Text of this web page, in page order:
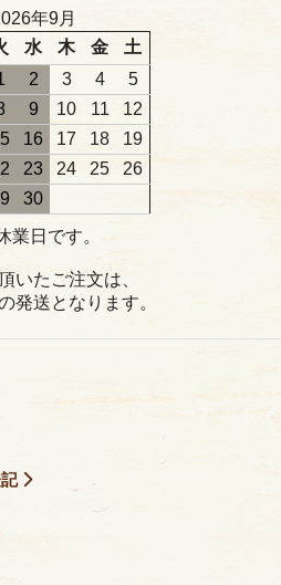
年9月
水 木 金
土
2 3 4
5
9 10 11
12
16 17 18
19
23 24 25
26
30
業日です。
いたご注文は、
発送となります。